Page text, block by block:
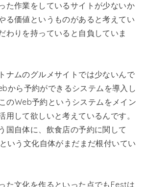
た作業をしているサイトが少ないか
る価値というものがあると考えてい
わりを持っていると自負していま
ナムのグルメサイトでは少ないんで
から予約ができるシステムを導入し
のWeb予約というシステムをメイン
用して欲しいと考えているんです。
国自体に、飲食店の予約に関して
いう文化自体がまだまだ根付いてい
た文化を作るといった点でもFestは